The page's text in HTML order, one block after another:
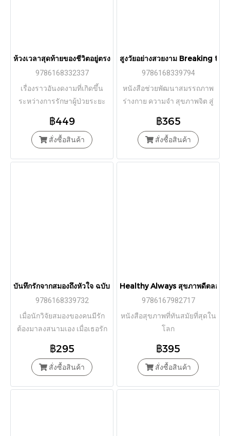
ห้วงเวลาสุดท้ายของชีวิตอยู่ตรงนี้ With the End in Mind / แคทริ
9786168332337
เรื่องราวอันงดงามที่เกิดขึ้น
ระหว่างการรักษาผู้ป่วยระยะ
ช่วงเวลาอันมีเกียรติและงดงาม
฿449
สั่งซื้อสินค้า
สูงวัยอย่างสวยงาม Breaking
9786168339794
หนังสือช่วยพัฒนาสมรรถภาพ
ร่างกาย ความจำ สุขภาพจิต สู่
฿365
สั่งซื้อสินค้า
บันทึกรักจากสมองถึงหัวใจ ฉบับนักประสาทวิทยาศาสตร์ Wired
9786168339732
เมื่อนักวิจัยสมองของคนมีรัก
ต้องมาลงสนามเอง เมื่อเธอรัก
ตายจากไปตลอดกาล
฿295
สั่งซื้อสินค้า
Healthy Always สุขภาพดีตลอด
9786167982717
หนังสือสุขภาพที่ทันสมัยที่สุดใน
โลก
฿395
สั่งซื้อสินค้า